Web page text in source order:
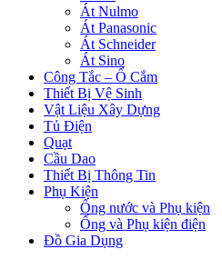
Át Nulmo
Át Panasonic
Át Schneider
Át Sino
Công Tắc – Ổ Cắm
Thiết Bị Vệ Sinh
Vật Liệu Xây Dựng
Tủ Điện
Quạt
Cầu Dao
Thiết Bị Thông Tin
Phụ Kiện
Ống nước và Phụ kiện
Ống và Phụ kiện điện
Đồ Gia Dụng